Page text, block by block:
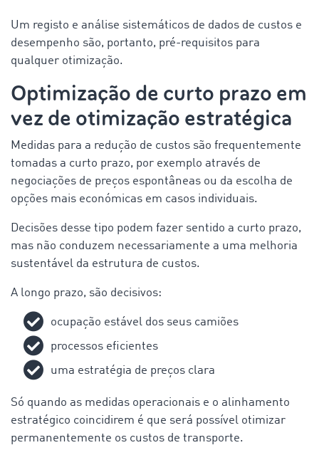
Um registo e análise sistemáticos de dados de custos e
desempenho são, portanto, pré-requisitos para
qualquer otimização.
Optimização de curto prazo em
vez de otimização estratégica
Medidas para a redução de custos são frequentemente
tomadas a curto prazo, por exemplo através de
negociações de preços espontâneas ou da escolha de
opções mais económicas em casos individuais.
Decisões desse tipo podem fazer sentido a curto prazo,
mas não conduzem necessariamente a uma melhoria
sustentável da estrutura de custos.
A longo prazo, são decisivos:
ocupação estável dos seus camiões
processos eficientes
uma estratégia de preços clara
Só quando as medidas operacionais e o alinhamento
estratégico coincidirem é que será possível otimizar
permanentemente os custos de transporte.